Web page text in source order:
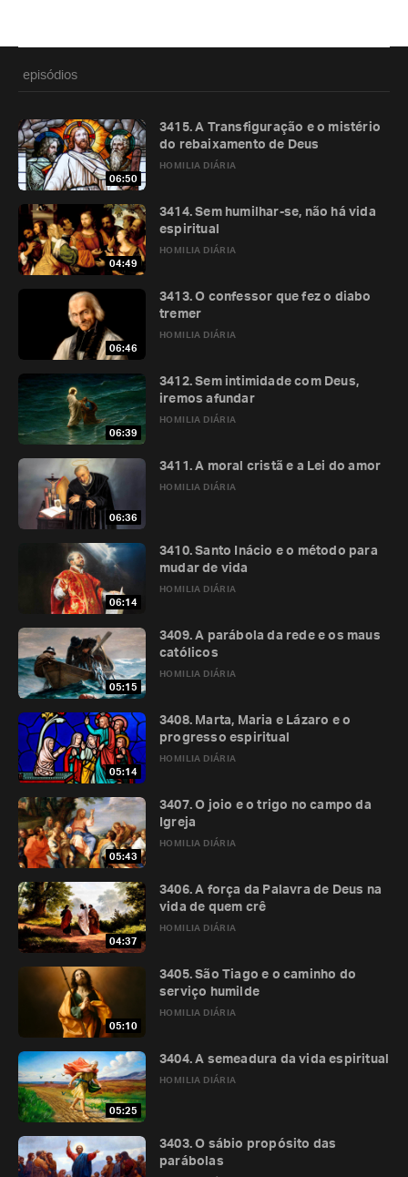
episódios
06:50
HOMILIA DIÁRIA
3415. A Transfiguração e o mistério
do rebaixamento de Deus
04:49
HOMILIA DIÁRIA
3414. Sem humilhar-se, não há vida
espiritual
06:46
HOMILIA DIÁRIA
3413. O confessor que fez o diabo
tremer
06:39
HOMILIA DIÁRIA
3412. Sem intimidade com Deus,
iremos afundar
06:36
HOMILIA DIÁRIA
3411. A moral cristã e a Lei do amor
06:14
HOMILIA DIÁRIA
3410. Santo Inácio e o método para
mudar de vida
05:15
HOMILIA DIÁRIA
3409. A parábola da rede e os maus
católicos
05:14
HOMILIA DIÁRIA
3408. Marta, Maria e Lázaro e o
progresso espiritual
05:43
HOMILIA DIÁRIA
3407. O joio e o trigo no campo da
Igreja
04:37
HOMILIA DIÁRIA
3406. A força da Palavra de Deus na
vida de quem crê
05:10
HOMILIA DIÁRIA
3405. São Tiago e o caminho do
serviço humilde
05:25
HOMILIA DIÁRIA
3404. A semeadura da vida espiritual
3403. O sábio propósito das
parábolas